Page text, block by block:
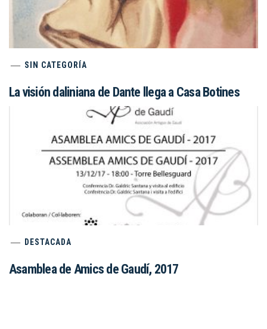
SIN CATEGORÍA
La visión daliniana de Dante llega a Casa Botines
DESTACADA
Asamblea de Amics de Gaudí, 2017